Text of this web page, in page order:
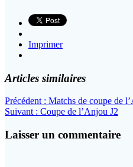
Imprimer
Articles similaires
Navigation
de
l’article
Précédent : Article
précédent
Matchs de coupe de
Suivant : Article
Coupe de l’Anjou J2
Laisser un commentaire